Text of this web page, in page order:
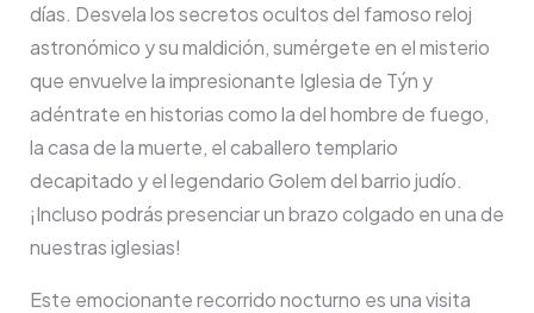
días. Desvela los secretos ocultos del famoso reloj
astronómico y su maldición, sumérgete en el misterio
que envuelve la impresionante Iglesia de Týn y
adéntrate en historias como la del hombre de fuego,
la casa de la muerte, el caballero templario
decapitado y el legendario Golem del barrio judío.
¡Incluso podrás presenciar un brazo colgado en una de
nuestras iglesias!
Este emocionante recorrido nocturno es una visita